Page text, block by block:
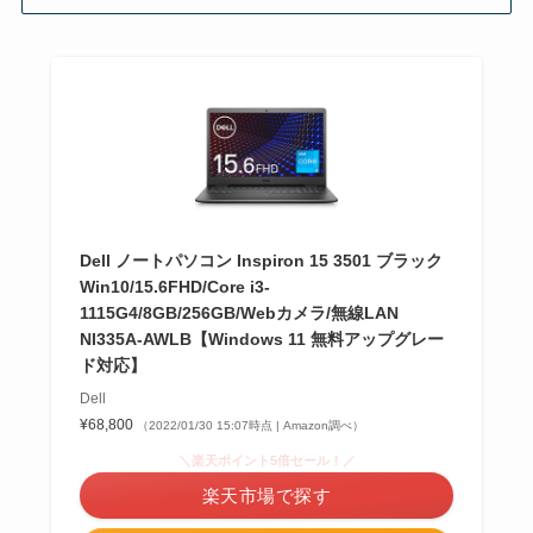
Dell ノートパソコン Inspiron 15 3501 ブラック
Win10/15.6FHD/Core i3-
1115G4/8GB/256GB/Webカメラ/無線LAN
NI335A-AWLB【Windows 11 無料アップグレー
ド対応】
Dell
¥68,800
（2022/01/30 15:07時点 | Amazon調べ）
＼楽天ポイント5倍セール！／
楽天市場で探す